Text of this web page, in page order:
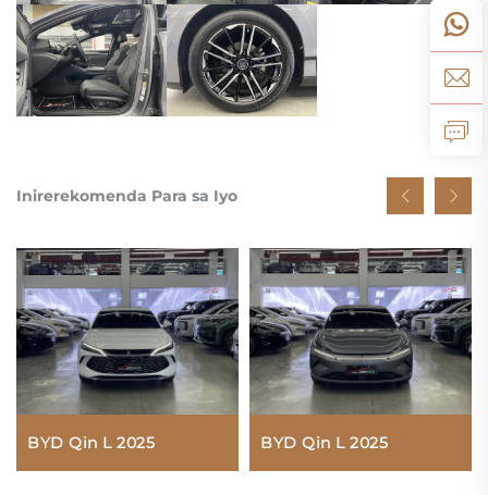
Inirerekomenda Para sa Iyo
BYD Qin L 2025 BYD Qin L 2025